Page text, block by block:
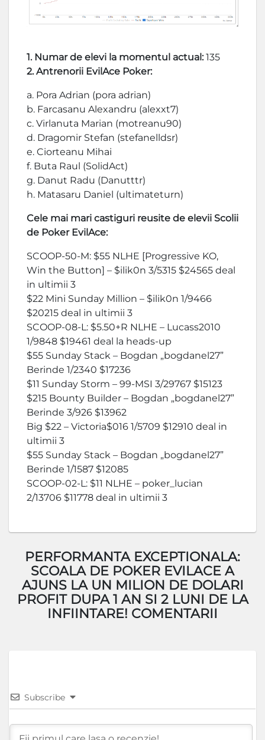
1. Numar de elevi la momentul actual:135
2. Antrenorii EvilAce Poker:
a. Pora Adrian (pora adrian)
b. Farcasanu Alexandru (alexxt7)
c. Virlanuta Marian (motreanu90)
d. Dragomir Stefan (stefanelldsr)
e. Ciorteanu Mihai
f. Buta Raul (SolidAct)
g. Danut Radu (Danutttr)
h. Matasaru Daniel (ultimateturn)
Cele mai mari castiguri reusite de elevii Scolii
de Poker EvilAce:
SCOOP-50-M: $55 NLHE [Progressive KO,
Win the Button] – $ilik0n 3/5315 $24565 deal
in ultimii 3
$22 Mini Sunday Million – $ilik0n 1/9466
$20215 deal in ultimii 3
SCOOP-08-L: $5.50+R NLHE – Lucass2010
1/9848 $19461 deal la heads-up
$55 Sunday Stack – Bogdan „bogdanel27”
Berinde 1/2340 $17236
$11 Sunday Storm – 99-MSI 3/29767 $15123
$215 Bounty Builder – Bogdan „bogdanel27”
Berinde 3/926 $13962
Big $22 – Victoria$016 1/5709 $12910 deal in
ultimii 3
$55 Sunday Stack – Bogdan „bogdanel27”
Berinde 1/1587 $12085
SCOOP-02-L: $11 NLHE – poker_lucian
2/13706 $11778 deal in ultimii 3
PERFORMANTA EXCEPTIONALA:
SCOALA DE POKER EVILACE A
AJUNS LA UN MILION DE DOLARI
PROFIT DUPA 1 AN SI 2 LUNI DE LA
INFIINTARE! COMENTARII
Subscribe